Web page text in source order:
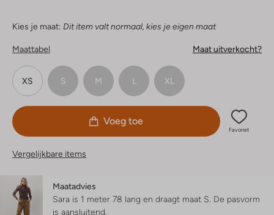
Kies je maat: Dit item valt normaal, kies je eigen maat
Maattabel Maat uitverkocht?
XS S M L XL
Voeg toe
Favoriet
Vergelijkbare items
Maatadvies
Sara is 1 meter 78 lang en draagt maat S. De pasvorm
is aansluitend